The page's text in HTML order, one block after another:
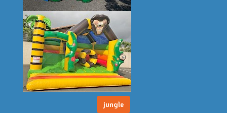
jungle